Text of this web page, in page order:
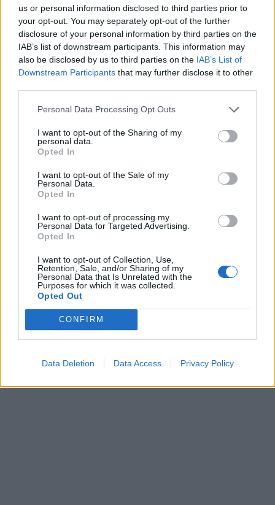
us or personal information disclosed to third parties prior to
your opt-out. You may separately opt-out of the further
disclosure of your personal information by third parties on the
IAB’s list of downstream participants. This information may
also be disclosed by us to third parties on the IAB’s List of
Downstream Participants that may further disclose it to other
Personal Data Processing Opt Outs
I want to opt-out of the Sharing of my
personal data.
Opted In
I want to opt-out of the Sale of my
Personal Data.
Opted In
I want to opt-out of processing my
Personal Data for Targeted Advertising.
Opted In
I want to opt-out of Collection, Use,
Retention, Sale, and/or Sharing of my
Personal Data that Is Unrelated with the
Purposes for which it was collected.
Opted Out
CONFIRM
Data Deletion Data Access Privacy Policy
00:00 01:16
Leonardo Maria Del Vecchio dall'ex compagna
in ospedale. Le dichiarazioni ai giornalisti